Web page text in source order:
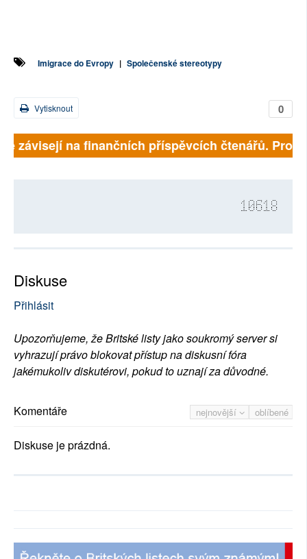
Imigrace do Evropy | Společenské stereotypy
0
Vytisknout
závisejí na finančních příspěvcích čtenářů.
10618
Diskuse
Přihlásit
Upozorňujeme, že Britské listy jako soukromý server si
vyhrazují právo blokovat přístup na diskusní fóra
jakémukoliv diskutérovi, pokud to uznají za důvodné.
nejnovější oblíbené
Komentáře
Diskuse je prázdná.